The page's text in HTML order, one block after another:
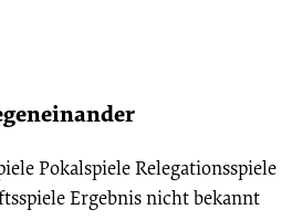
PokalspieleRelegationsspiele
Ergebnis nicht bekannt